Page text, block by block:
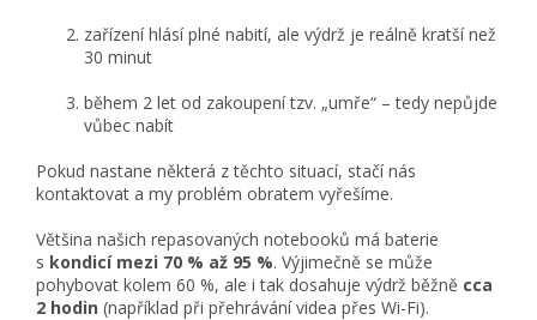
zařízení hlásí plné nabití, ale výdrž je reálně kratší než
30 minut
během 2 let od zakoupení tzv. „umře“ – tedy nepůjde
vůbec nabít
Pokud nastane některá z těchto situací, stačí nás
kontaktovat a my problém obratem vyřešíme.
Většina našich repasovaných notebooků má baterie
s kondicí mezi 70 % až 95 %. Výjimečně se může
pohybovat kolem 60 %, ale i tak dosahuje výdrž běžně cca
2 hodin (například při přehrávání videa přes Wi-Fi).